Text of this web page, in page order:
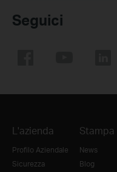
Seguici
L'azienda
Profilo Aziendale
Sicurezza
Stampa
News
Blog